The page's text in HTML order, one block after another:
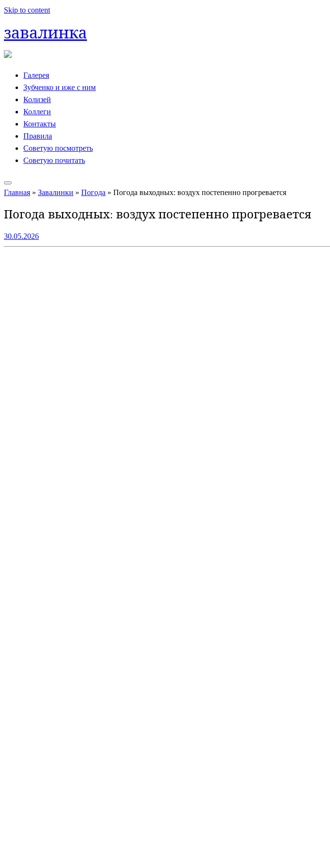
Skip to content
завалинка
Галерея
Зубченко и иже с ним
Колизей
Коллеги
Контакты
Правила
Советую посмотреть
Советую почитать
Главная » Завалинки » Погода » Погода выходных: воздух постепенно прогревается
Погода выходных: воздух постепенно прогревается
30.05.2026